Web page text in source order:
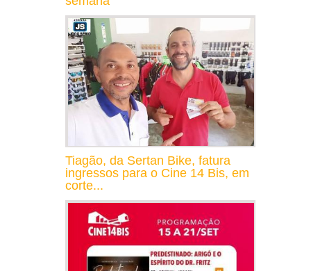
Tiagão, da Sertan Bike, fatura
ingressos para o Cine 14 Bis, em
corte...